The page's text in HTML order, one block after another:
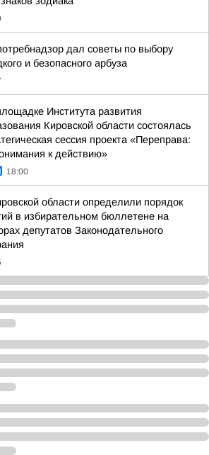
дал советы по выбору
и безопасного арбуза
Института развития
Кировской области состоялась
сессия проекта «Переправа:
к действию»
18:00
области определили порядок
в избирательном бюллетене на
депутатов Законодательного